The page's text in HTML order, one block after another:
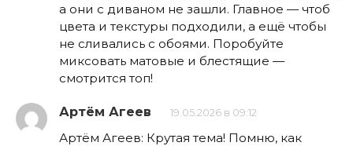
а они с диваном не зашли. Главное — чтоб
цвета и текстуры подходили, а ещё чтобы
не сливались с обоями. Поробуйте
миксовать матовые и блестящие —
смотрится топ!
Артём Агеев 19.05.2026 в 09:12
Артём Агеев: Крутая тема! Помню, как